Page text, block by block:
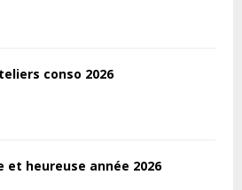
conso 2026
et heureuse année 2026